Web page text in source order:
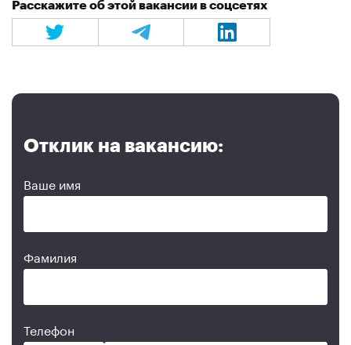
Расскажите об этой вакансии в соцсетях
Отклик на вакансию:
Ваше имя
Фамилия
Телефон